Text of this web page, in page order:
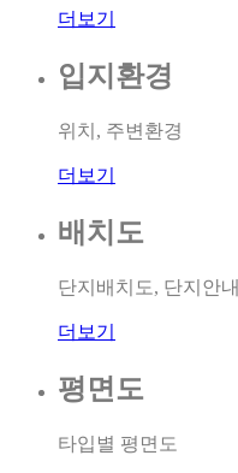
더보기
입지환경
위치, 주변환경
더보기
배치도
단지배치도, 단지안내
더보기
평면도
타입별 평면도